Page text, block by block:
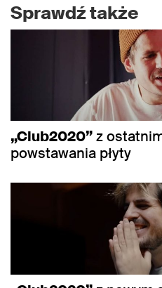
Sprawdź także
„Club2020”z
powstawania płyty